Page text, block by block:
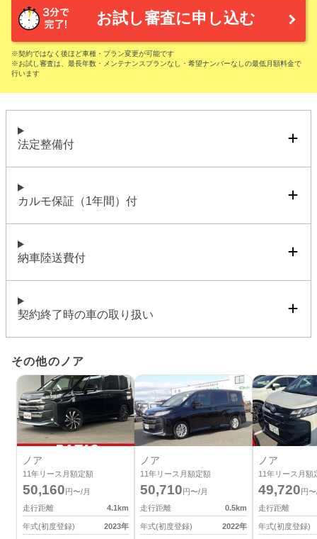
お試し審査に申し込む
※契約ではなく後ほど車種・プラン変更が可能です
※お試し審査は、最長年数・メンテナンスプランなし・希望ナンバーなしの最低月額料金で
行います
法定整備付
カルモ保証（1年間）付
納車陸送費付
契約終了時の車の取り扱い
その他のノア
ノア
11年リース月額定額
50,160円〜/月
走行距離
4.1km
年式(初度登録) 2023年
ノア
11年リース月額定額
50,710円〜/月
走行距離
0.5km
年式(初度登録) 2022年
ノア
11年リース月額
49,720円
走行距離
年式(初度登録)